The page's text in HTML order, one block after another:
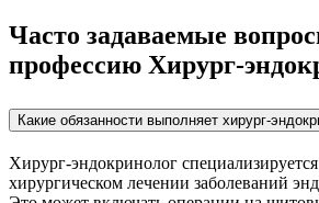
Часто задаваемые
профессию Хирург-
Какие обязанности выполняет хирург-
Хирург-эндокринолог
хирургическом лечении заболеваний